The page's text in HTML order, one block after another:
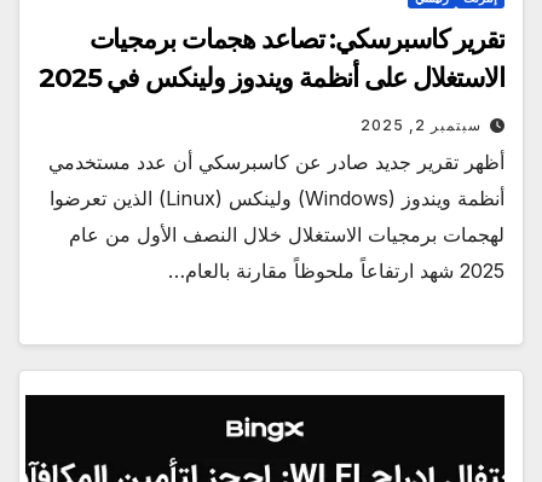
تقرير كاسبرسكي: تصاعد هجمات برمجيات
الاستغلال على أنظمة ويندوز ولينكس في 2025
سبتمبر 2, 2025
أظهر تقرير جديد صادر عن كاسبرسكي أن عدد مستخدمي
أنظمة ويندوز (Windows) ولينكس (Linux) الذين تعرضوا
لهجمات برمجيات الاستغلال خلال النصف الأول من عام
2025 شهد ارتفاعاً ملحوظاً مقارنة بالعام…